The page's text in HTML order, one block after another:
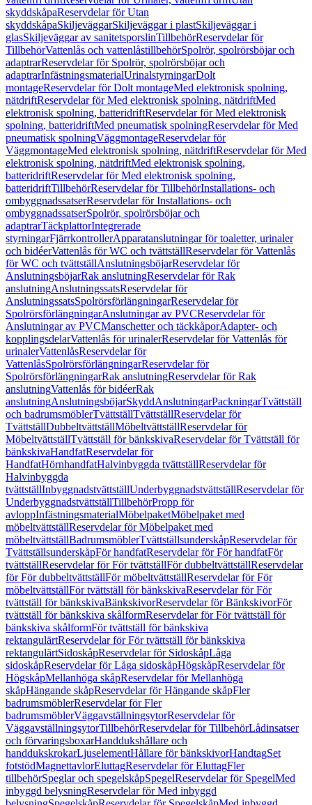
skyddskåpaReservdelar för Utan
skyddskåpaSkiljeväggarSkiljeväggar i plastSkiljeväggar i
glasSkiljeväggar av sanitetsporslinTillbehörReservdelar för
TillbehörVattenlås och vattenlåstillbehörSpolrör, spolrörsböjar och
adaptrarReservdelar för Spolrör, spolrörsböjar och
adaptrarInfästningsmaterialUrinalstyrningarDolt
montageReservdelar för Dolt montageMed elektronisk spolning,
nätdriftReservdelar för Med elektronisk spolning, nätdriftMed
elektronisk spolning, batteridriftReservdelar för Med elektronisk
spolning, batteridriftMed pneumatisk spolningReservdelar för Med
pneumatisk spolningVäggmontageReservdelar för
VäggmontageMed elektronisk spolning, nätdriftReservdelar för Med
elektronisk spolning, nätdriftMed elektronisk spolning,
batteridriftReservdelar för Med elektronisk spolning,
batteridriftTillbehörReservdelar för TillbehörInstallations- och
ombyggnadssatserReservdelar för Installations- och
ombyggnadssatserSpolrör, spolrörsböjar och
adaptrarTäckplattorIntegrerade
styrningarFjärrkontrollerApparatanslutningar för toaletter, urinaler
och bidéerVattenlås för WC och tvättställReservdelar för Vattenlås
för WC och tvättställAnslutningsböjarReservdelar för
AnslutningsböjarRak anslutningReservdelar för Rak
anslutningAnslutningssatsReservdelar för
AnslutningssatsSpolrörsförlängningarReservdelar för
SpolrörsförlängningarAnslutningar av PVCReservdelar för
Anslutningar av PVCManschetter och täckkåporAdapter- och
kopplingsdelarVattenlås för urinalerReservdelar för Vattenlås för
urinalerVattenlåsReservdelar för
VattenlåsSpolrörsförlängningarReservdelar för
SpolrörsförlängningarRak anslutningReservdelar för Rak
anslutningVattenlås för bidéerRak
anslutningAnslutningsböjarSkyddAnslutningarPackningarTvättställ
och badrumsmöblerTvättställTvättställReservdelar för
TvättställDubbeltvättställMöbeltvättställReservdelar för
MöbeltvättställTvättställ för bänkskivaReservdelar för Tvättställ för
bänkskivaHandfatReservdelar för
HandfatHörnhandfatHalvinbyggda tvättställReservdelar för
Halvinbyggda
tvättställInbyggnadstvättställUnderbyggnadstvättställReservdelar för
UnderbyggnadstvättställTillbehörPropp för
avloppInfästningsmaterialMöbelpaketMöbelpaket med
möbeltvättställReservdelar för Möbelpaket med
möbeltvättställBadrumsmöblerTvättställsunderskåpReservdelar för
TvättställsunderskåpFör handfatReservdelar för För handfatFör
tvättställReservdelar för För tvättställFör dubbeltvättställReservdelar
för För dubbeltvättställFör möbeltvättställReservdelar för För
möbeltvättställFör tvättställ för bänkskivaReservdelar för För
tvättställ för bänkskivaBänkskivorReservdelar för BänkskivorFör
tvättställ för bänkskiva skålformReservdelar för För tvättställ för
bänkskiva skålformFör tvättställ för bänkskiva
rektangulärtReservdelar för För tvättställ för bänkskiva
rektangulärtSidoskåpReservdelar för SidoskåpLåga
sidoskåpReservdelar för Låga sidoskåpHögskåpReservdelar för
HögskåpMellanhöga skåpReservdelar för Mellanhöga
skåpHängande skåpReservdelar för Hängande skåpFler
badrumsmöblerReservdelar för Fler
badrumsmöblerVäggavställningsytorReservdelar för
VäggavställningsytorTillbehörReservdelar för TillbehörLådinsatser
och förvaringsboxarHanddukshållare och
handdukskrokarLjuselementHållare för bänkskivorHandtagSet
fotstödMagnettavlorEluttagReservdelar för EluttagFler
tillbehörSpeglar och spegelskåpSpegelReservdelar för SpegelMed
inbyggd belysningReservdelar för Med inbyggd